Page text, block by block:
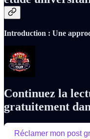
Introduction : Une
Continuez la
gratuitement
Réclamer mon post